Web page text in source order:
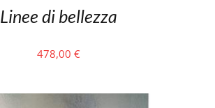
Linee di bellezza
478,00 €